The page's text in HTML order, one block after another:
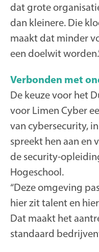
dat grote
dan kleinere. Die
maakt dat minder
een doelwit
Verbonden met
De keuze voor het
voor Limen Cyber
van cybersecurity,
spreekt hen aan en
de security-
Hogeschool.
“Deze omgeving
hier zit talent en
Dat maakt het
standaard